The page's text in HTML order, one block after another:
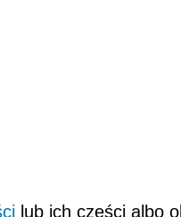
lub ich części albo